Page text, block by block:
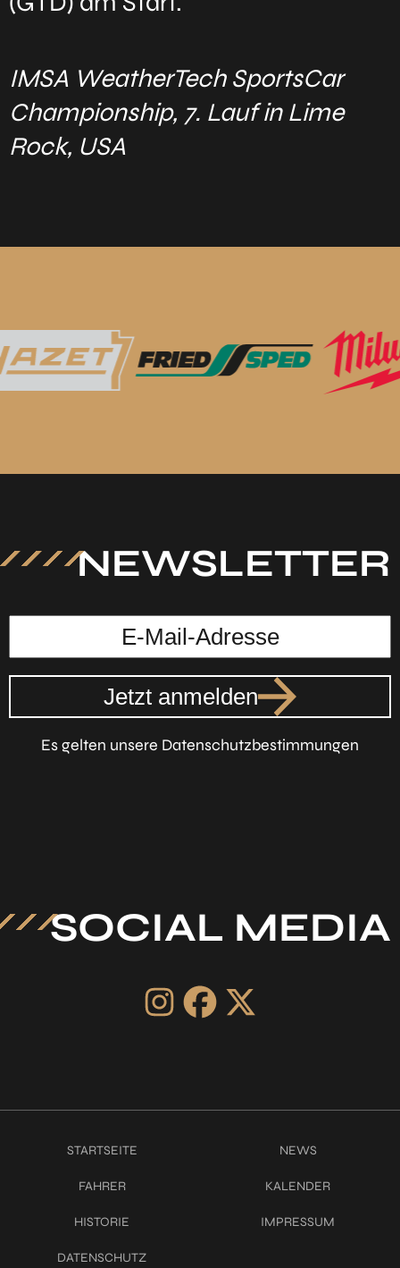
IMSA WeatherTech SportsCar
Championship, 7. Lauf in Lime
Rock, USA
NEWSLETTER
Jetzt anmelden
Es gelten unsere Datenschutzbestimmungen
SOCIAL MEDIA
STARTSEITE NEWS
FAHRER KALENDER
HISTORIE IMPRESSUM
DATENSCHUTZ